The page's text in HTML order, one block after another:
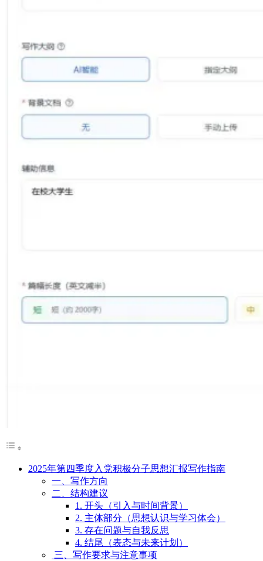
2025年第四季度入党积极分子思想汇报写作指南
一、写作方向
二、结构建议
1. 开头（引入与时间背景）
2. 主体部分（思想认识与学习体会）
3. 存在问题与自我反思
4. 结尾（表态与未来计划）
三、写作要求与注意事项